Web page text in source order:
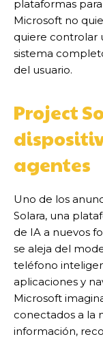
plataformas
Microsoft no
quiere controlar
sistema
del usuario.
Project
agentes
Uno de los
Solara, una
de IA a nuevos
se aleja del
teléfono
aplicaciones y
Microsoft
conectados a la
información,